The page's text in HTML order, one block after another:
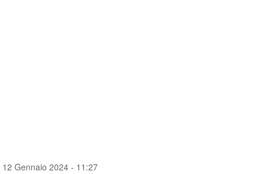
12 Gennaio 2024 - 11:27